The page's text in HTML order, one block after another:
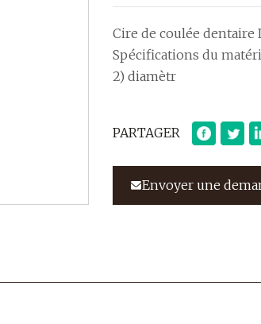
Cire de coulée
Spécifications du
2) diamètr
PARTAGER
Envoyer une